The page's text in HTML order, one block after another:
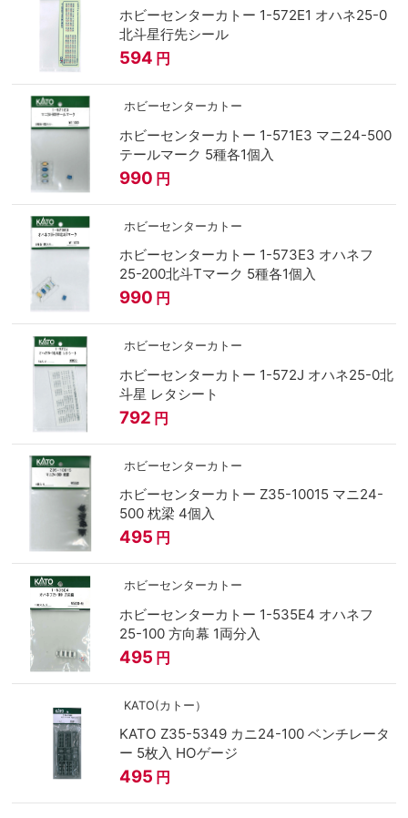
ホビーセンターカトー 1-572E1 オハネ25-0
北斗星行先シール
594 円
ホビーセンターカトー
ホビーセンターカトー 1-571E3 マニ24-500
テールマーク 5種各1個入
990 円
ホビーセンターカトー
ホビーセンターカトー 1-573E3 オハネフ
25-200北斗Tマーク 5種各1個入
990 円
ホビーセンターカトー
ホビーセンターカトー 1-572J オハネ25-0北
斗星 レタシート
792 円
ホビーセンターカトー
ホビーセンターカトー Z35-10015 マニ24-
500 枕梁 4個入
495 円
ホビーセンターカトー
ホビーセンターカトー 1-535E4 オハネフ
25-100 方向幕 1両分入
495 円
KATO(カトー）
KATO Z35-5349 カニ24-100 ベンチレータ
ー 5枚入 HOゲージ
495 円